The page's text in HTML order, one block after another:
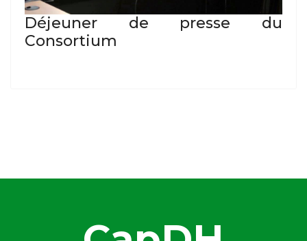
Déjeuner de presse du
Consortium